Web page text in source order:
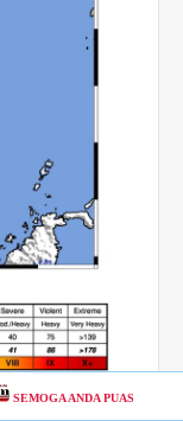
SEMOGA ANDA PUAS